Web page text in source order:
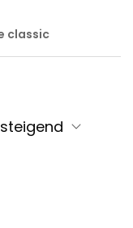
classic